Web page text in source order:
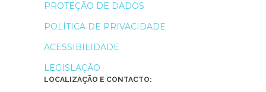
PROTEÇÃO DE DADOS
POLÍTICA DE PRIVACIDADE
ACESSIBILIDADE
LEGISLAÇÃO
LOCALIZAÇÃO E CONTACTO: